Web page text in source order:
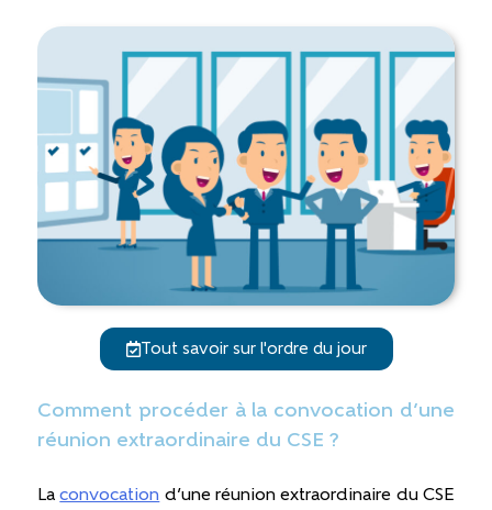
Tout savoir sur l'ordre du jour
Comment procéder à la convocation d’une
réunion extraordinaire du CSE ?
Laconvocation d’une réunion extraordinaire du CSE